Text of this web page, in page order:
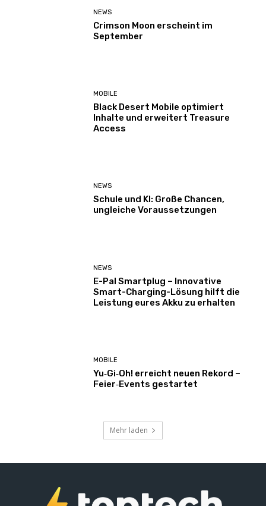
NEWS
Crimson Moon erscheint im
September
MOBILE
Black Desert Mobile optimiert
Inhalte und erweitert Treasure
Access
NEWS
Schule und KI: Große Chancen,
ungleiche Voraussetzungen
NEWS
E-Pal Smartplug – Innovative
Smart-Charging-Lösung hilft die
Leistung eures Akku zu erhalten
MOBILE
Yu‑Gi‑Oh! erreicht neuen Rekord –
Feier‑Events gestartet
Mehr laden